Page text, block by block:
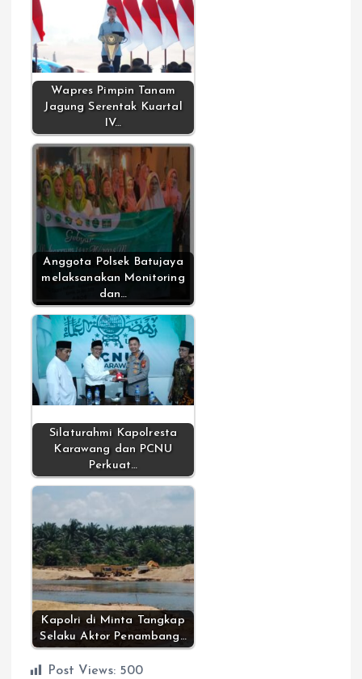
Wapres Pimpin Tanam
Jagung Serentak Kuartal
IV…
Anggota Polsek Batujaya
melaksanakan Monitoring
dan…
Silaturahmi Kapolresta
Karawang dan PCNU
Perkuat…
Kapolri di Minta Tangkap
Selaku Aktor Penambang…
Post Views: 500